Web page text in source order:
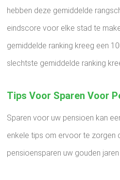
hebben deze gemiddelde
eindscore voor elke stad te
gemiddelde ranking kreeg een
slechtste gemiddelde ranking
Tips Voor Sparen Voor
Sparen voor uw pensioen kan
enkele tips om ervoor te zorgen
pensioensparen uw gouden